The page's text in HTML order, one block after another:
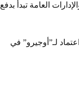
العامة تبدأ بدفع
لـ”أوجيرو” في